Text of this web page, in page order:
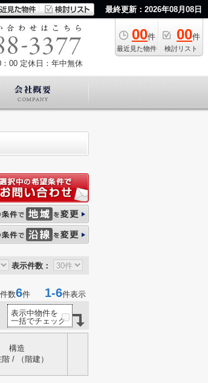
最終更新：2026年08月08日
00件
最近見た物件
00件
検討リスト
00 定休日：年中無休
表示件数：
数6件 1-6件表示
表示中物件を
一括でチェック
構造
/ （階建）